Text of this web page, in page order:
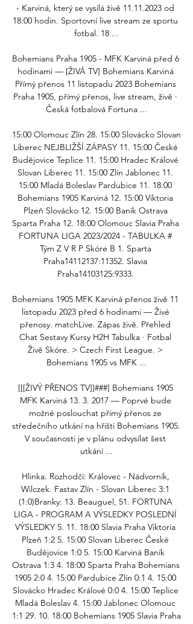
- Karviná, který se vysílá živě 11.11.2023 od
18:00 hodin. Sportovní live stream ze sportu
fotbal. 18 ...
Bohemians Praha 1905 - MFK Karviná před 6
hodinami — [ŽIVÁ TV] Bohemians Karviná
Přímý přenos 11 listopadu 2023 Bohemians
Praha 1905, přímý přenos, live stream, živě ·
Česká fotbalová Fortuna ...
15:00 Olomouc Zlín 28. 15:00 Slovácko Slovan
Liberec NEJBLIŽŠÍ ZÁPASY 11. 15:00 České
Budějovice Teplice 11. 15:00 Hradec Králové
Slovan Liberec 11. 15:00 Zlín Jablonec 11.
15:00 Mladá Boleslav Pardubice 11. 18:00
Bohemians 1905 Karviná 12. 15:00 Viktoria
Plzeň Slovácko 12. 15:00 Baník Ostrava
Sparta Praha 12. 18:00 Olomouc Slavia Praha
FORTUNA LIGA 2023/2024 - TABULKA #
Tým Z V R P Skóre B 1. Sparta
Praha14112137:11352. Slavia
Praha14103125:9333.
Bohemians 1905 MFK Karviná přenos živě 11
listopadu 2023 před 6 hodinami — Živé
přenosy. matchLive. Zápas živě. Přehled
Chat Sestavy Kursy H2H Tabulka · Fotbal
Živě Skóre. > Czech First League. >
Bohemians 1905 vs MFK ...
[[[ŽIVÝ PŘENOS TV]]###] Bohemians 1905
MFK Karviná 13. 3. 2017 — Poprvé bude
možné poslouchat přímý přenos ze
středečního utkání na hřišti Bohemians 1905.
V současnosti je v plánu odvysílat šest
utkání ...
Hlinka. Rozhodčí: Královec - Nádvorník,
Wilczek. Fastav Zlín - Slovan Liberec 3:1
(1:0)Branky: 13. Beauguel, 51. FORTUNA
LIGA - PROGRAM A VÝSLEDKY POSLEDNÍ
VÝSLEDKY 5. 11. 18:00 Slavia Praha Viktoria
Plzeň 1:2 5. 15:00 Slovan Liberec České
Budějovice 1:0 5. 15:00 Karviná Baník
Ostrava 1:3 4. 18:00 Sparta Praha Bohemians
1905 2:0 4. 15:00 Pardubice Zlín 0:1 4. 15:00
Slovácko Hradec Králové 0:0 4. 15:00 Teplice
Mladá Boleslav 4. 15:00 Jablonec Olomouc
1:1 29. 10. 18:00 Bohemians 1905 Slavia Praha